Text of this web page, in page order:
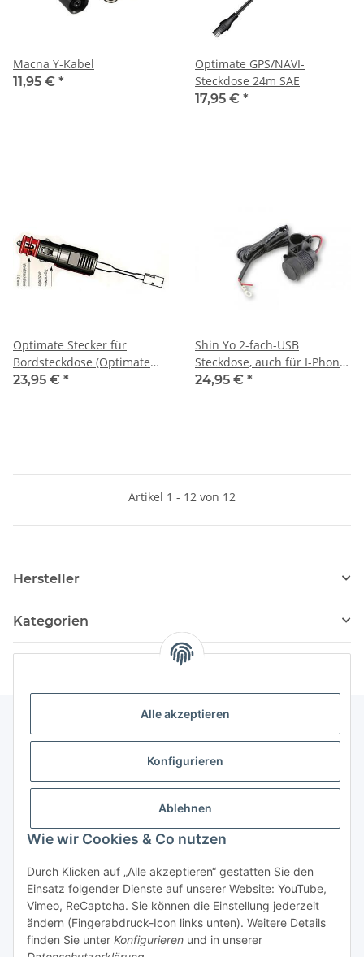
Alle akzeptieren
Konfigurieren
Ablehnen
Wie wir Cookies & Co nutzen
Durch Klicken auf „Alle akzeptieren“ gestatten Sie den
Einsatz folgender Dienste auf unserer Website: YouTube,
Vimeo, ReCaptcha. Sie können die Einstellung jederzeit
ändern (Fingerabdruck-Icon links unten). Weitere Details
finden Sie unter Konfigurieren und in unserer
Macna Y-Kabel
11,95 € *
Optimate GPS/NAVI-
Steckdose 24m SAE
17,95 € *
Optimate Stecker für
Bordsteckdose (Optimate
TM-72)
23,95 € *
Shin Yo 2-fach-USB
Steckdose, auch für I-Phone,
12V, 3.3 A
24,95 € *
Artikel 1 - 12 von 12
Hersteller
Kategorien
Vertrag widerrufen